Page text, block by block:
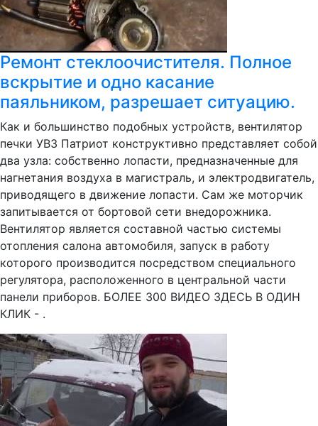
Ремонт стеклоочистителя. Полное
вскрытие и одно касание
паяльником, разрешает ситуацию.
Как и большинство подобных устройств, вентилятор
печки УВЗ Патриот конструктивно представляет собой
два узла: собственно лопасти, предназначенные для
нагнетания воздуха в магистраль, и электродвигатель,
приводящего в движение лопасти. Сам же моторчик
запитывается от бортовой сети внедорожника.
Вентилятор является составной частью системы
отопления салона автомобиля, запуск в работу
которого производится посредством специального
регулятора, расположенного в центральной части
панели приборов. БОЛЕЕ 300 ВИДЕО ЗДЕСЬ В ОДИН
КЛИК - .